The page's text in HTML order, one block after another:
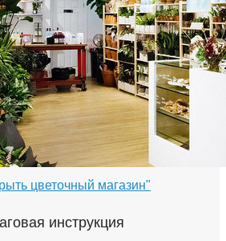
цветочный магазин"
инструкция